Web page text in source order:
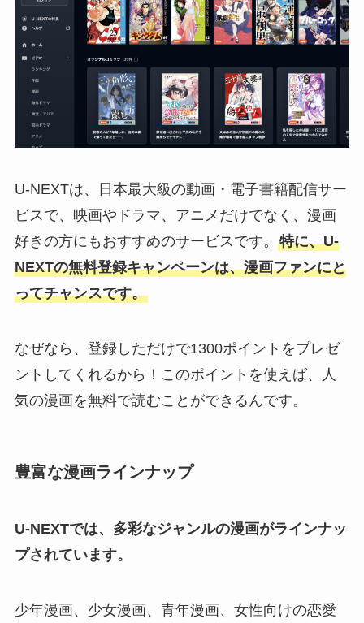
U-NEXTは、日本最大級の動画・電子書籍配信サー
ビスで、映画やドラマ、アニメだけでなく、漫画
好きの方にもおすすめのサービスです。 特に、U-
NEXTの無料登録キャンペーンは、漫画ファンにと
ってチャンスです。
なぜなら、登録しただけで1300ポイントをプレゼ
ントしてくれるから！このポイントを使えば、人
気の漫画を無料で読むことができるんです。
豊富な漫画ラインナップ
U-NEXTでは、多彩なジャンルの漫画がラインナッ
プされています。
少年漫画、少女漫画、青年漫画、女性向けの恋愛